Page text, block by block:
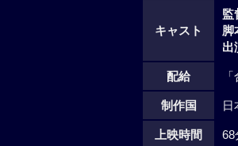
キャスト
監
脚
出
配給
制作国 日
上映時間 68